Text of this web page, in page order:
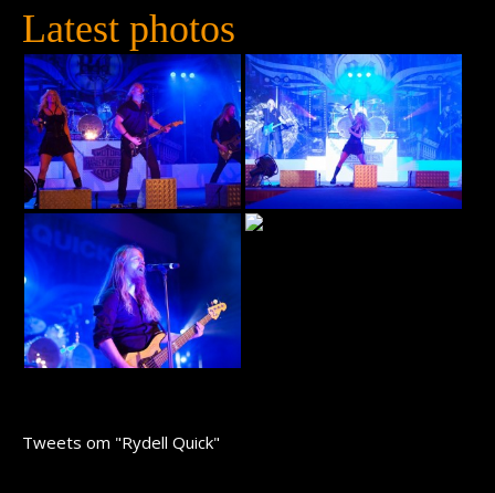
Latest photos
Tweets om "Rydell Quick"